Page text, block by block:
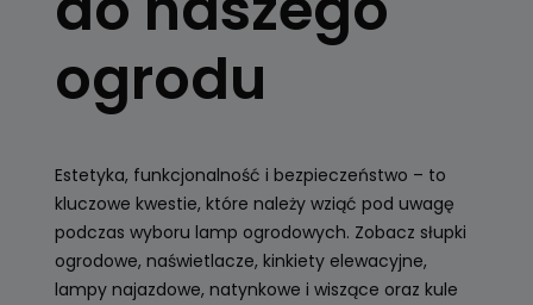
ogrodu
Estetyka, funkcjonalność i bezpieczeństwo – to
kluczowe kwestie, które należy wziąć pod uwagę
podczas wyboru lamp ogrodowych. Zobacz słupki
ogrodowe, naświetlacze, kinkiety elewacyjne,
lampy najazdowe, natynkowe i wiszące oraz kule